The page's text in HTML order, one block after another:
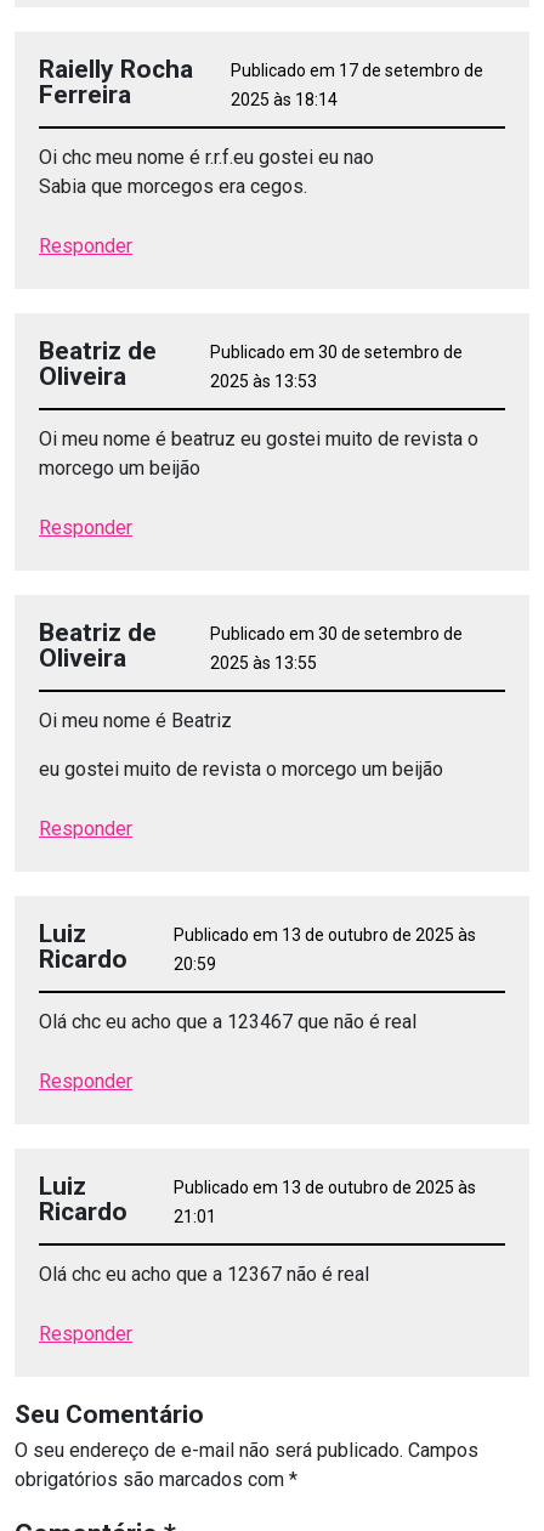
Raielly Rocha
Ferreira
Publicado em 17 de setembro de
2025 às 18:14
Oi chc meu nome é r.r.f.eu gostei eu nao
Sabia que morcegos era cegos.
Responder
Beatriz de
Oliveira
Publicado em 30 de setembro de
2025 às 13:53
Oi meu nome é beatruz eu gostei muito de revista o
morcego um beijão
Responder
Beatriz de
Oliveira
Publicado em 30 de setembro de
2025 às 13:55
Oi meu nome é Beatriz
eu gostei muito de revista o morcego um beijão
Responder
Luiz
Ricardo
Publicado em 13 de outubro de 2025 às
20:59
Olá chc eu acho que a 123467 que não é real
Responder
Luiz
Ricardo
Publicado em 13 de outubro de 2025 às
21:01
Olá chc eu acho que a 12367 não é real
Responder
Seu Comentário
O seu endereço de e-mail não será publicado. Campos
obrigatórios são marcados com *